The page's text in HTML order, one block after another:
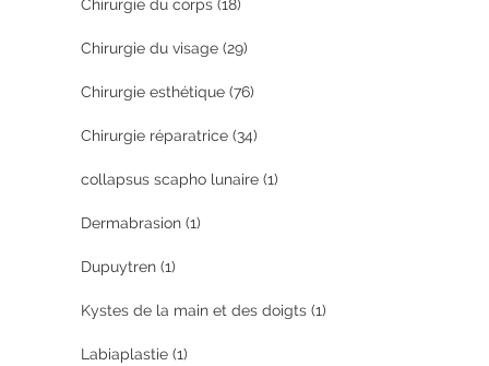
Chirurgie du corps (18)
Chirurgie du visage (29)
Chirurgie esthétique (76)
Chirurgie réparatrice (34)
collapsus scapho lunaire (1)
Dermabrasion (1)
Dupuytren (1)
Kystes de la main et des doigts (1)
Labiaplastie (1)